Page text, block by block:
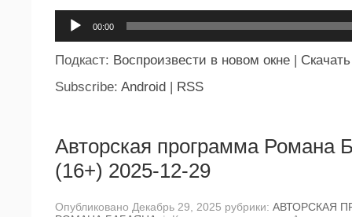
00:00
Подкаст: Воспроизвести в новом окне
Скачать
Subscribe: Android RSS
Авторская программа Романа
(16+) 2025-12-29
Опубликовано Декабрь 29, 2025 рубрики: АВТОРСКАЯ